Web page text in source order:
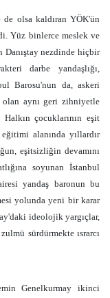
olsa kaldıran YÖK'ün
Yüz binlerce meslek ve
nezdinde hiçbir
darbe yandaşlığı,
Barosu'nun da, askeri
aynı geri zihniyetle
çocuklarının eşit
alanında yıllardır
eşitsizliğin devamını
soyunan İstanbul
yandaş baronun bu
yolunda yeni bir karar
ideolojik yargıçlar,
sürdürmekte ısrarcı
Genelkurmay ikinci